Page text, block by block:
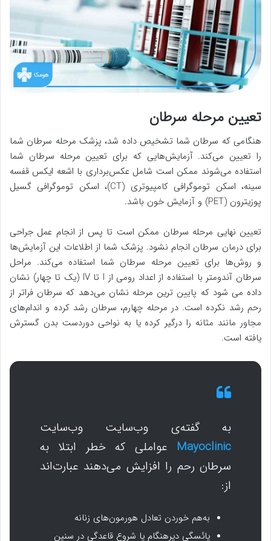
تعیین مرحله سرطان
هنگامی که سرطان شما تشخیص داده شد، پزشک مرحله سرطان شما
را تعیین می‌کند. آزمایش‌هایی که برای تعیین مرحله سرطان شما
استفاده می‌شوند ممکن است شامل عکس‌برداری با اشعه ایکس قفسه
سینه، اسکن توموگرافی کامپیوتری (CT)، اسکن توموگرافی گسیل
پوزیترون (PET) و آزمایش خون باشد.
تعیین نهایی مرحله سرطان ممکن است تا پس از انجام عمل جراحی
برای درمان سرطان انجام نشود. پزشک شما از اطلاعات این آزمایش‌ها
و روش‌ها برای تعیین مرحله سرطان شما استفاده می‌کند. مراحل
سرطان آندومتر با استفاده از اعداد رومی از I تا IV (یک تا چهار) نشان
داده می شود که پایین ترین مرحله نشان می‌دهد که سرطان فراتر از
رحم رشد نکرده است. در مرحله چهارم، سرطان رشد کرده و اندام‌های
مجاور مانند مثانه را درگیر کرده یا به نواحی دوردست بدن گسترش
یافته است.
به گفته‌ی وب‌سایت وب‌سایت
Mayoclinic عواملی که خطر ابتلا به
سرطان رحم را افزایش می‌دهند عبارت‌اند
از:
به‌هم خوردن تعادل هورمون‌های زنانه
یائسگی دیرهنگام یا شروع قاعدگی در سنین